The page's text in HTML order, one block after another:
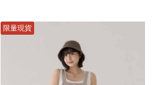
限量現貨